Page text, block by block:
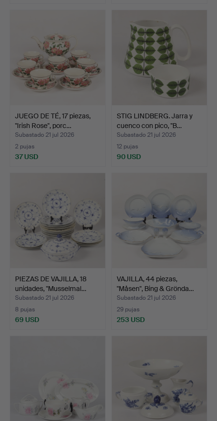
JUEGO DE TÉ, 17 piezas,
"Irish Rose", porc…
Subastado 21 jul 2026
2 pujas
37 USD
STIG LINDBERG. Jarra y
cuenco con pico, "B…
Subastado 21 jul 2026
12 pujas
90 USD
PIEZAS DE VAJILLA, 18
unidades, "Musselmal…
Subastado 21 jul 2026
8 pujas
69 USD
VAJILLA, 44 piezas,
"Måsen", Bing & Grönda…
Subastado 21 jul 2026
29 pujas
253 USD